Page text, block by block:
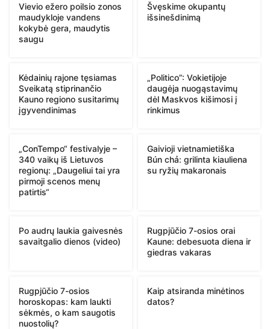
Vievio ežero poilsio zonos
maudykloje vandens
kokybė gera, maudytis
saugu
Švęskime okupantų
išsinešdinimą
Kėdainių rajone tęsiamas
Sveikatą stiprinančio
Kauno regiono susitarimų
įgyvendinimas
„Politico”: Vokietijoje
daugėja nuogąstavimų
dėl Maskvos kišimosi į
rinkimus
„ConTempo“ festivalyje –
340 vaikų iš Lietuvos
regionų: „Daugeliui tai yra
pirmoji scenos menų
patirtis“
Gaivioji vietnamietiška
Bún chả: grilinta kiauliena
su ryžių makaronais
Po audrų laukia gaivesnės
savaitgalio dienos (video)
Rugpjūčio 7-osios orai
Kaune: debesuota diena ir
giedras vakaras
Rugpjūčio 7-osios
horoskopas: kam laukti
sėkmės, o kam saugotis
nuostolių?
Kaip atsiranda minėtinos
datos?